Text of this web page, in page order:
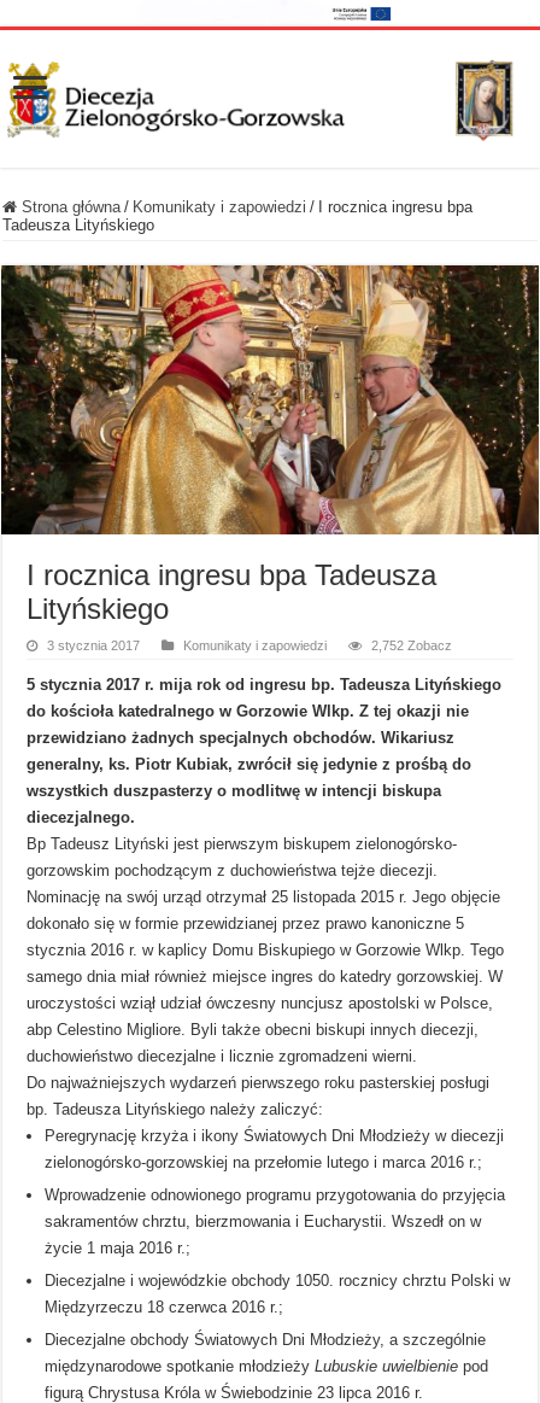
Strona główna / Komunikaty i zapowiedzi /
I rocznica ingresu bpa
Tadeusza Lityńskiego
I rocznica ingresu bpa Tadeusza
Lityńskiego
3 stycznia 2017 Komunikaty i zapowiedzi 2,752 Zobacz
5 stycznia 2017 r. mija rok od ingresu bp. Tadeusza Lityńskiego
do kościoła katedralnego w Gorzowie Wlkp. Z tej okazji nie
przewidziano żadnych specjalnych obchodów. Wikariusz
generalny, ks. Piotr Kubiak, zwrócił się jedynie z prośbą do
wszystkich duszpasterzy o modlitwę w intencji biskupa
diecezjalnego.
Bp Tadeusz Lityński jest pierwszym biskupem zielonogórsko-
gorzowskim pochodzącym z duchowieństwa tejże diecezji.
Nominację na swój urząd otrzymał 25 listopada 2015 r. Jego objęcie
dokonało się w formie przewidzianej przez prawo kanoniczne 5
stycznia 2016 r. w kaplicy Domu Biskupiego w Gorzowie Wlkp. Tego
samego dnia miał również miejsce ingres do katedry gorzowskiej. W
uroczystości wziął udział ówczesny nuncjusz apostolski w Polsce,
abp Celestino Migliore. Byli także obecni biskupi innych diecezji,
duchowieństwo diecezjalne i licznie zgromadzeni wierni.
Do najważniejszych wydarzeń pierwszego roku pasterskiej posługi
bp. Tadeusza Lityńskiego należy zaliczyć:
Peregrynację krzyża i ikony Światowych Dni Młodzieży w diecezji
zielonogórsko-gorzowskiej na przełomie lutego i marca 2016 r.;
Wprowadzenie odnowionego programu przygotowania do przyjęcia
sakramentów chrztu, bierzmowania i Eucharystii. Wszedł on w
życie 1 maja 2016 r.;
Diecezjalne i wojewódzkie obchody 1050. rocznicy chrztu Polski w
Międzyrzeczu 18 czerwca 2016 r.;
Diecezjalne obchody Światowych Dni Młodzieży, a szczególnie
międzynarodowe spotkanie młodzieży Lubuskie uwielbieniepod
figurą Chrystusa Króla w Świebodzinie 23 lipca 2016 r.